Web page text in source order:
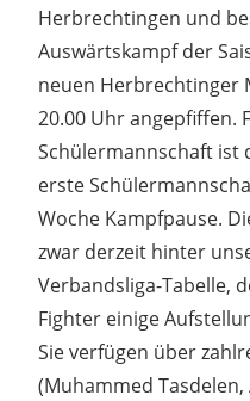
Herbrechtingen und
Auswärtskampf der
neuen Herbrechtinger
20.00 Uhr angepfiffen.
Schülermannschaft ist
erste
Woche Kampfpause.
zwar derzeit hinter
Verbandsliga-Tabelle,
Fighter einige
Sie verfügen über
(Muhammed